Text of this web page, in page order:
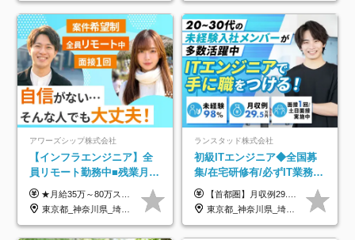
アワーズシップ株式会社
【インフラエンジニア】全
員リモート勤務中■残業月
3h■最大3ヶ月の連休あり■
年休126日■20～30代活躍
中！
★月給35万～80万スタートも可 【未経験の方】 ■月給26万～80万＋賞与年2回（年2ヶ月分） 【何かしらのインフラエンジニア経験をお持ちの方】 ■月給35万～80万＋賞与年2回（年2ヶ月分） ※スキル・経験などを考慮し決定します ※試用期間6ヶ月あり。期間中は契約社員となります。その他の待遇に差異はありません（試用期間終了後、昇給の可能性あり） ※上記金額には固定残業代（月30時間分／4万9600円～15万2600円）を含みます。超過分は別途支給いたします。 ＼頑張りはインセンティブで還元！／ クライアントに貢献度を評価され、当社のエンジニアが追加で案件に参画することになるなど、会社にとって利益になる行動はしっかり評価します。 会社の成長に貢献できていることを実感でき、「もっと頑張ろう」と思える体制づくりを整えています！
東京都_神奈川県_埼玉県_千葉県_大阪府
ランスタッド株式会社
初級ITエンジニア◆全国募
集/在宅研修有/必ずIT業務配
属/月収例29.5万円/Web面接
1回/SE
【首都圏】月収例29.5万円（月給26万円＋諸手当） 【東海・関西】月収例28.5万円（月給25万円＋諸手当） 【九州】月収例26万円（月給23万円＋諸手当） ※経験・スキル・前職給与を踏まえ、総合的に判断して決定します。 例：首都圏 月収例31万円（月給27万円＋諸手当） ◆各種手当 ・通勤手当（上限4万円まで） ・残業代手当（1分単位で全額支給） ※固定残業代制は採用しておりません ・深夜勤務手当 ・資格取得支援（ランクに応じてお祝い金1万円～10万円を支給） ◆昇給：年1回 ◆補足 ・研修中1ヶ月間は、時給1670円となります。 ・試用期間6ヶ月あり。その間の待遇に変更はありません。 ※詳細は面接時にご案内します。
東京都_神奈川県_埼玉県_千葉県_大阪府_愛知県_兵庫県_京都府_福岡県